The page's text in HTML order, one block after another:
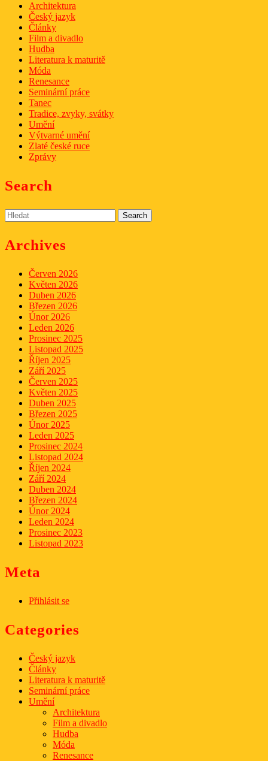
Architektura
Český jazyk
Články
Film a divadlo
Hudba
Literatura k maturitě
Móda
Renesance
Seminární práce
Tanec
Tradice, zvyky, svátky
Umění
Výtvarné umění
Zlaté české ruce
Zprávy
Search
Search
for:
Archives
Červen 2026
Květen 2026
Duben 2026
Březen 2026
Únor 2026
Leden 2026
Prosinec 2025
Listopad 2025
Říjen 2025
Září 2025
Červen 2025
Květen 2025
Duben 2025
Březen 2025
Únor 2025
Leden 2025
Prosinec 2024
Listopad 2024
Říjen 2024
Září 2024
Duben 2024
Březen 2024
Únor 2024
Leden 2024
Prosinec 2023
Listopad 2023
Meta
Přihlásit se
Categories
Český jazyk
Články
Literatura k maturitě
Seminární práce
Umění
Architektura
Film a divadlo
Hudba
Móda
Renesance